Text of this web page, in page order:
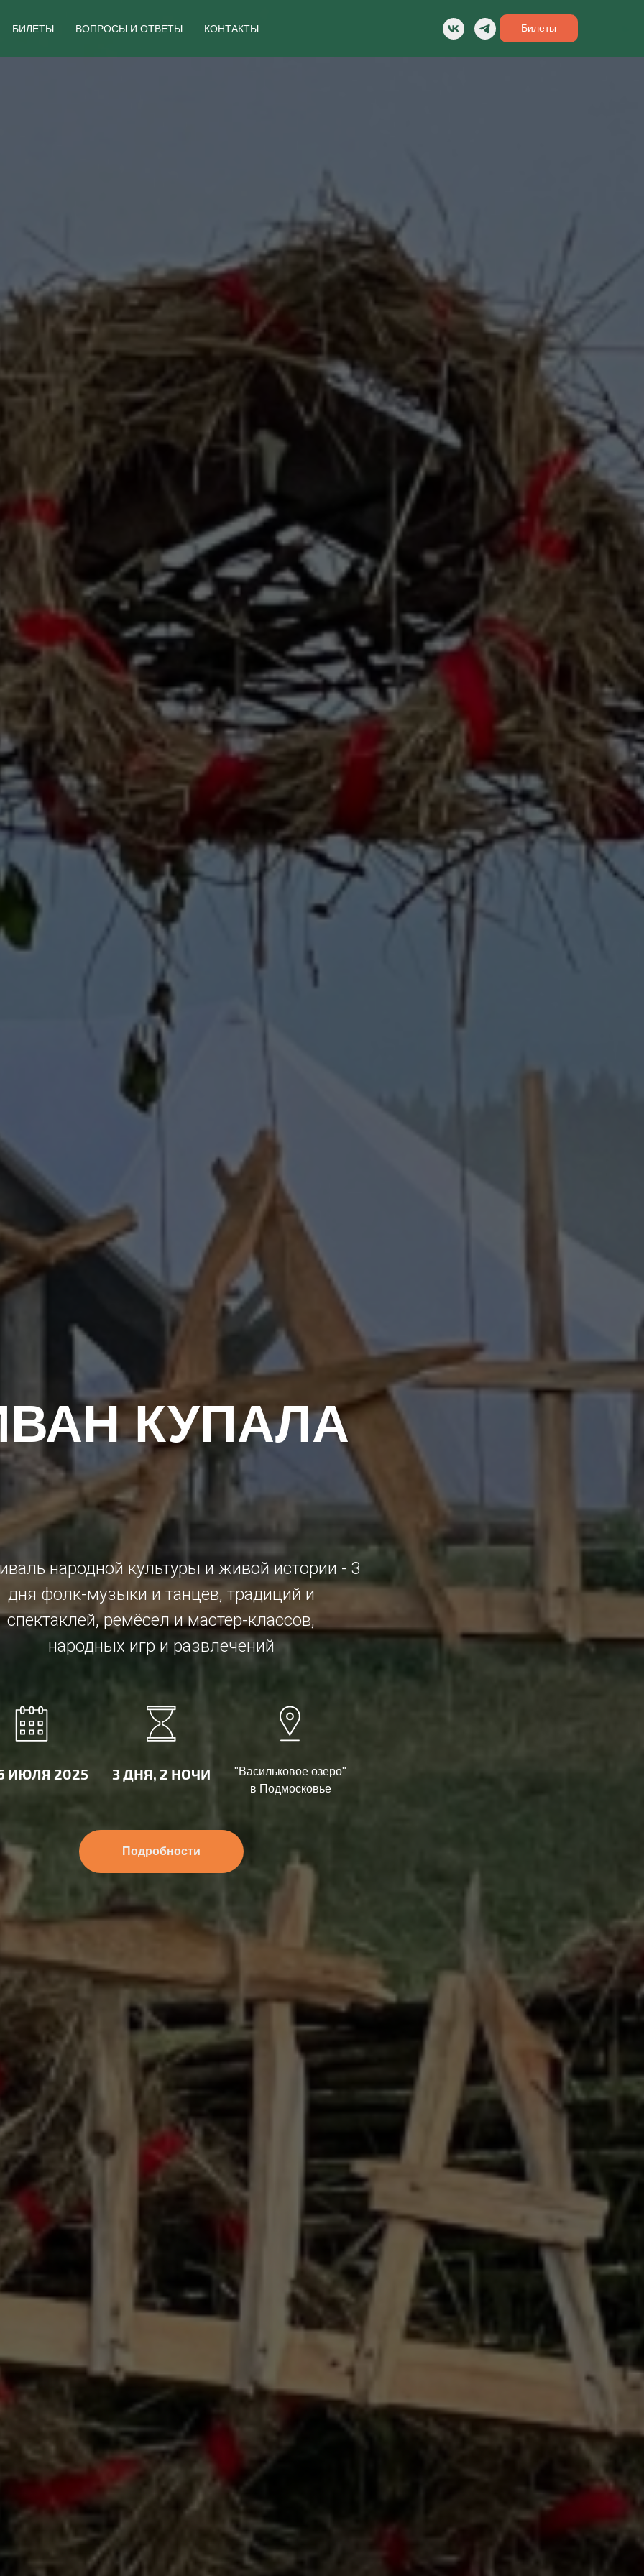
БИЛЕТЫ ВОПРОСЫ И ОТВЕТЫ КОНТАКТЫ Билеты
КУПАЛА
народной культуры и живой истории - 3
дня фолк-музыки и танцев, традиций и
спектаклей, ремёсел и мастер-классов,
народных игр и развлечений
ИЮЛЯ 2025 3 ДНЯ, 2 НОЧИ
"Васильковое озеро"
в Подмосковье
Подробности